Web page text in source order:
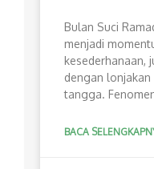
Bulan Suci
menjadi
kesederhanaan,
dengan
tangga.
BACA